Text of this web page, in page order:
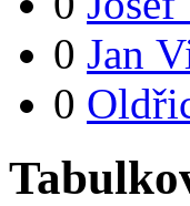
0 Jan
0